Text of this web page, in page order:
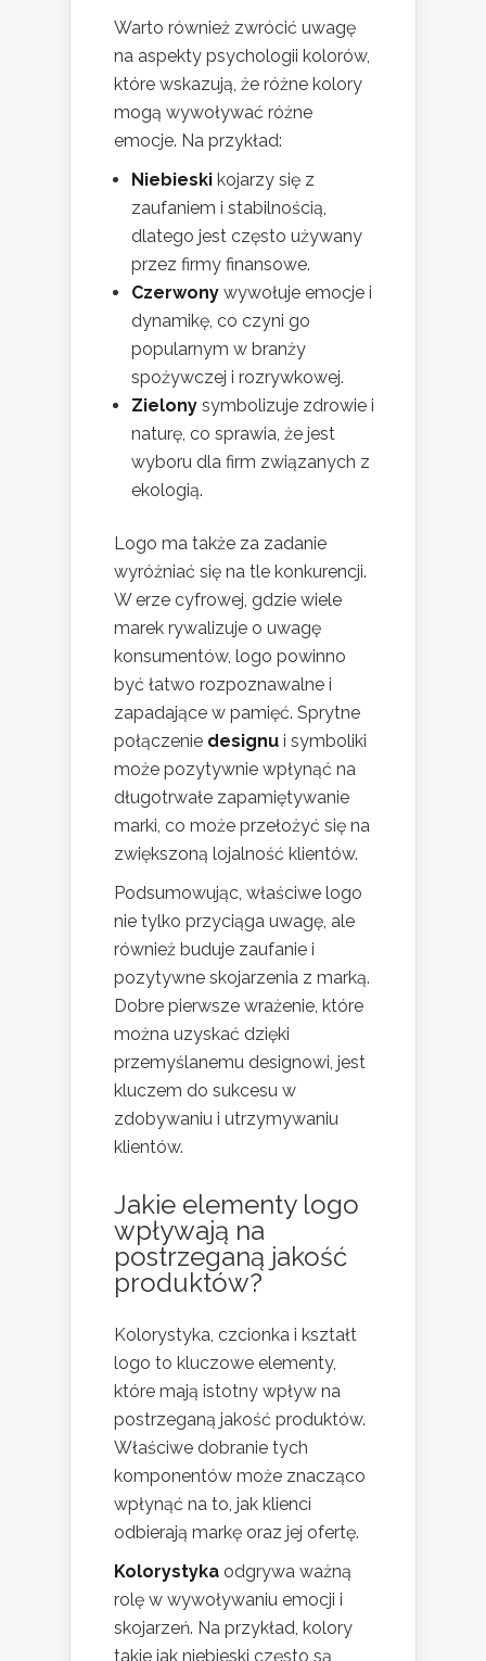
Warto również zwrócić uwagę
na aspekty psychologii kolorów,
które wskazują, że różne kolory
mogą wywoływać różne
emocje. Na przykład:
Niebieski kojarzy się z
zaufaniem i stabilnością,
dlatego jest często używany
przez firmy finansowe.
Czerwony wywołuje emocje i
dynamikę, co czyni go
popularnym w branży
spożywczej i rozrywkowej.
Zielony symbolizuje zdrowie i
naturę, co sprawia, że jest
wyboru dla firm związanych z
ekologią.
Logo ma także za zadanie
wyróżniać się na tle konkurencji.
W erze cyfrowej, gdzie wiele
marek rywalizuje o uwagę
konsumentów, logo powinno
być łatwo rozpoznawalne i
zapadające w pamięć. Sprytne
połączenie designu i symboliki
może pozytywnie wpłynąć na
długotrwałe zapamiętywanie
marki, co może przełożyć się na
zwiększoną lojalność klientów.
Podsumowując, właściwe logo
nie tylko przyciąga uwagę, ale
również buduje zaufanie i
pozytywne skojarzenia z marką.
Dobre pierwsze wrażenie, które
można uzyskać dzięki
przemyślanemu designowi, jest
kluczem do sukcesu w
zdobywaniu i utrzymywaniu
klientów.
Jakie elementy logo
wpływają na
postrzeganą jakość
produktów?
Kolorystyka, czcionka i kształt
logo to kluczowe elementy,
które mają istotny wpływ na
postrzeganą jakość produktów.
Właściwe dobranie tych
komponentów może znacząco
wpłynąć na to, jak klienci
odbierają markę oraz jej ofertę.
Kolorystyka odgrywa ważną
rolę w wywoływaniu emocji i
skojarzeń. Na przykład, kolory
takie jak niebieski często są